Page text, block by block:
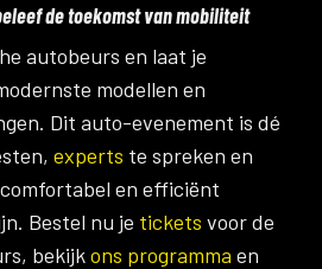
de toekomst van mobiliteit
autobeurs en laat je
modellen en
Dit auto-evenement is dé
experts te spreken en
en efficiënt
Bestel nu je tickets voor de
bekijkons programma en